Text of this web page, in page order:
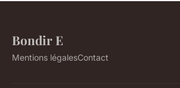
Bondir E
Mentions légalesContact